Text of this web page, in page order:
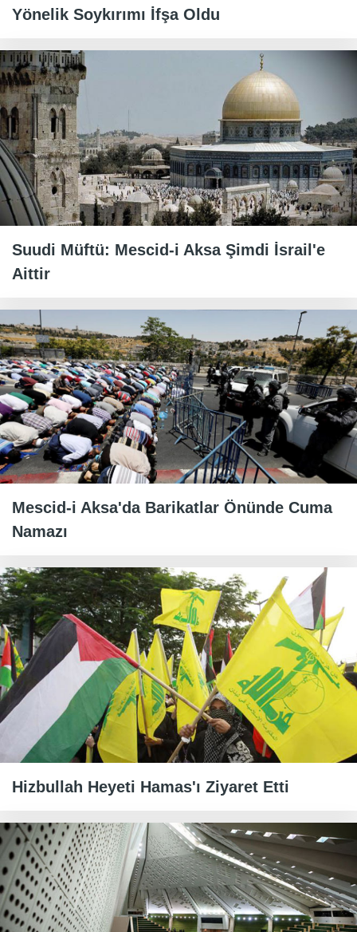
Yönelik Soykırımı İfşa Oldu
Suudi Müftü: Mescid-i Aksa Şimdi İsrail'e
Aittir
Mescid-i Aksa'da Barikatlar Önünde Cuma
Namazı
Hizbullah Heyeti Hamas'ı Ziyaret Etti